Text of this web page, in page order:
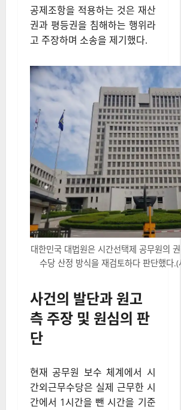
공제조항을 적용하는 것은 재산
권과 평등권을 침해하는 행위라
고 주장하며 소송을 제기했다.
대한민국 대법원은 시간선택제 공무원의 권
수당 산정 방식을 재검토하다 판단했다.(
사건의 발단과 원고
측 주장 및 원심의 판
단
현재 공무원 보수 체계에서 시
간외근무수당은 실제 근무한 시
간에서 1시간을 뺀 시간을 기준